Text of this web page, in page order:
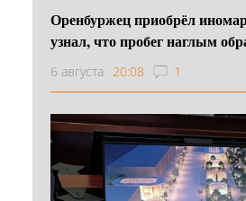
Оренбуржец приобрёл
узнал, что пробег наглым
6 августа 20:08 1